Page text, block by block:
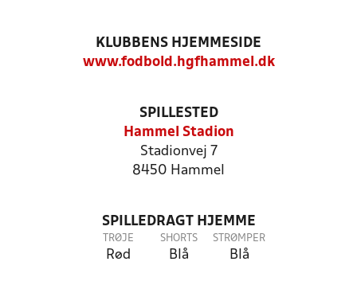
KLUBBENS HJEMMESIDE
www.fodbold.hgfhammel.dk
SPILLESTED
Hammel Stadion
Stadionvej 7
8450 Hammel
SPILLEDRAGT HJEMME
TRØJE
Rød
SHORTS
Blå
STRØMPER
Blå